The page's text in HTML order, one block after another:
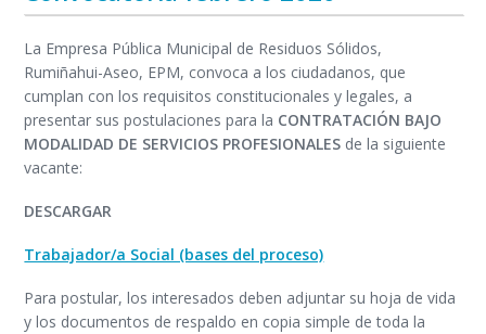
La Empresa Pública Municipal de Residuos Sólidos,
Rumiñahui-Aseo, EPM, convoca a los ciudadanos, que
cumplan con los requisitos constitucionales y legales, a
presentar sus postulaciones para la CONTRATACIÓN BAJO
MODALIDAD DE SERVICIOS PROFESIONALES de la siguiente
vacante:
DESCARGAR
Trabajador/a Social (bases del proceso)
Para postular, los interesados deben adjuntar su hoja de vida
y los documentos de respaldo en copia simple de toda la